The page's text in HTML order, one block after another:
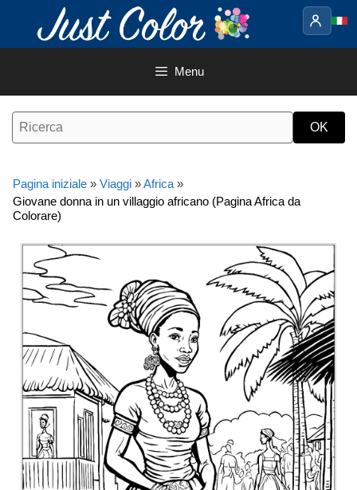
contenuto
Menu
Pagina iniziale » Viaggi »Africa »
Giovane donna in un villaggio africano (Pagina Africa da
Colorare)